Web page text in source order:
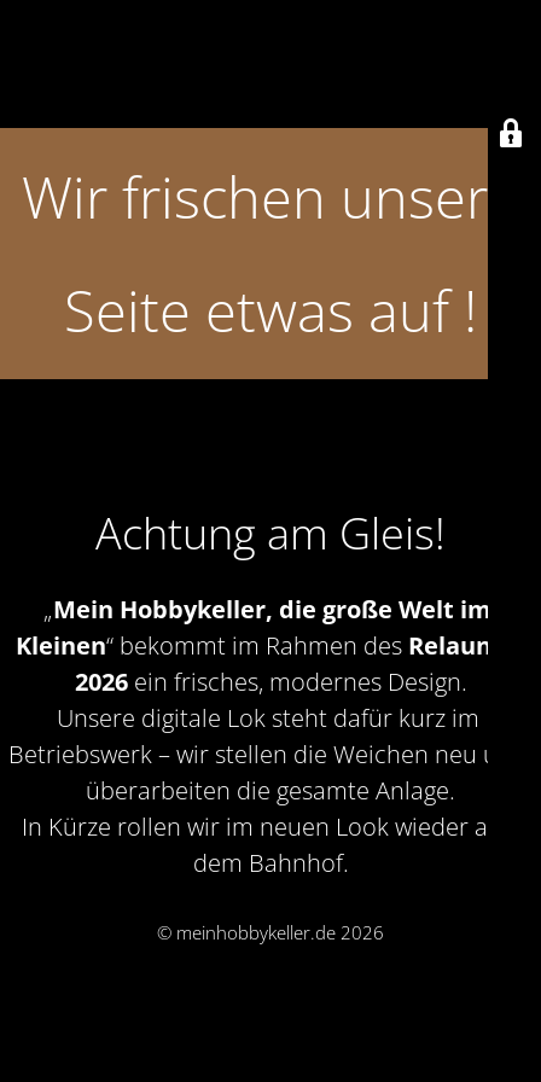
Wir frischen unsere
Seite etwas auf !
Achtung am Gleis!
„Mein Hobbykeller, die große Welt im
Kleinen“ bekommt im Rahmen des Relaunch
2026 ein frisches, modernes Design.
Unsere digitale Lok steht dafür kurz im
Betriebswerk – wir stellen die Weichen neu und
überarbeiten die gesamte Anlage.
In Kürze rollen wir im neuen Look wieder aus
dem Bahnhof.
© meinhobbykeller.de 2026